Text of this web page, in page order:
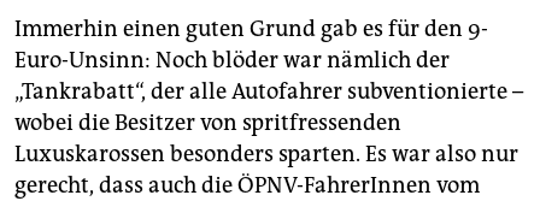
Immerhin einen guten Grund gab es für den 9-
Euro-Unsinn: Noch blöder war nämlich der
„Tankrabatt“, der alle Autofahrer subventionierte –
wobei die Besitzer von spritfressenden
Luxuskarossen besonders sparten. Es war also nur
gerecht, dass auch die ÖPNV-FahrerInnen vom